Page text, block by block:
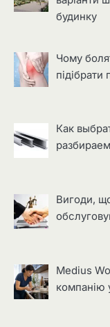
будинку
Чому
підібрати
Как
Вигоди,
Medius
компанію